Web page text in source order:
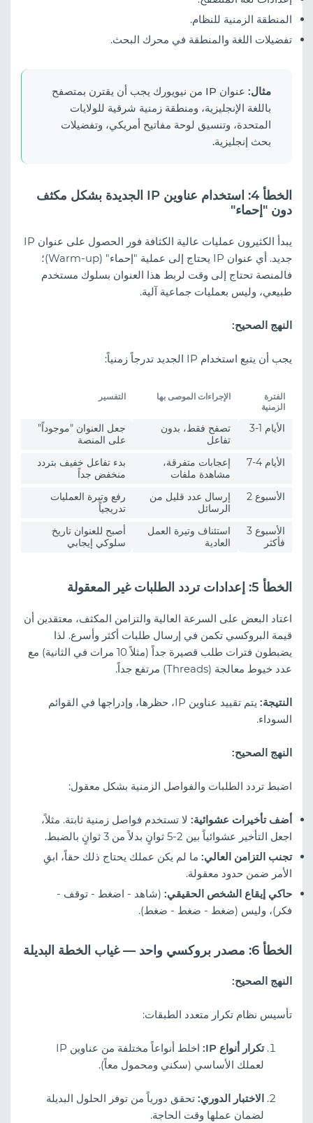
المنطقة الزمنية للنظام.
تفضيلات اللغة والمنطقة في محرك البحث.
مثال:
عنوان IP من نيويورك يجب أن يقترن بمتصفح
باللغة الإنجليزية، ومنطقة زمنية شرقية للولايات
المتحدة، وتنسيق لوحة مفاتيح أمريكي، وتفضيلات
بحث إنجليزية.
الخطأ 4: استخدام عناوين IP الجديدة بشكل مكثف
دون "إحماء"
يبدأ الكثيرون عمليات عالية الكثافة فور الحصول على عنوان IP
جديد. أي عنوان IP يحتاج إلى عملية "إحماء" (Warm-up)؛
فالمنصة تحتاج إلى وقت لربط هذا العنوان بسلوك مستخدم
طبيعي، وليس بعمليات جماعية آلية.
النهج الصحيح:
يجب أن يتبع استخدام IP الجديد تدرجاً زمنياً:
الفترة
الزمنية
الإجراءات الموصى بها التفسير
الأيام 1-3
تصفح فقط، بدون
تفاعل
جعل العنوان "موجوداً"
على المنصة
الأيام 4-7
إعجابات متفرقة،
مشاهدة ملفات
بدء تفاعل خفيف بتردد
منخفض جداً
الأسبوع 2
إرسال عدد قليل من
الرسائل
رفع وتيرة العمليات
تدريجياً
الأسبوع 3
فأكثر
استئناف وتيرة العمل
العادية
أصبح للعنوان تاريخ
سلوكي إيجابي
الخطأ 5: إعدادات تردد الطلبات غير المعقولة
اعتاد البعض على السرعة العالية والتزامن المكثف، معتقدين أن
قيمة البروكسي تكمن في إرسال طلبات أكثر وأسرع. لذا
يضبطون فترات طلب قصيرة جداً (مثلاً 10 مرات في الثانية) مع
عدد خيوط معالجة (Threads) مرتفع جداً.
النتيجة:
يتم تقييد عناوين IP، حظرها، وإدراجها في القوائم
السوداء.
النهج الصحيح:
اضبط تردد الطلبات والفواصل الزمنية بشكل معقول:
أضف تأخيرات عشوائية: لا تستخدم فواصل زمنية ثابتة. مثلاً،
اجعل التأخير عشوائياً بين 2-5 ثوانٍ بدلاً من 3 ثوانٍ بالضبط.
تجنب التزامن العالي: ما لم يكن عملك يحتاج ذلك حقاً، ابقِ
الأمر ضمن حدود معقولة.
حاكي إيقاع الشخص الحقيقي: (شاهد - اضغط - توقف -
فكر)، وليس (ضغط - ضغط - ضغط).
الخطأ 6: مصدر بروكسي واحد — غياب الخطة البديلة
النهج الصحيح:
تأسيس نظام تكرار متعدد الطبقات:
تكرار أنواع IP:
اخلط أنواعاً مختلفة من عناوين IP
لعملك الأساسي (سكني ومحمول معاً).
الاختبار الدوري: تحقق دورياً من توفر الحلول البديلة
لضمان عملها وقت الحاجة.